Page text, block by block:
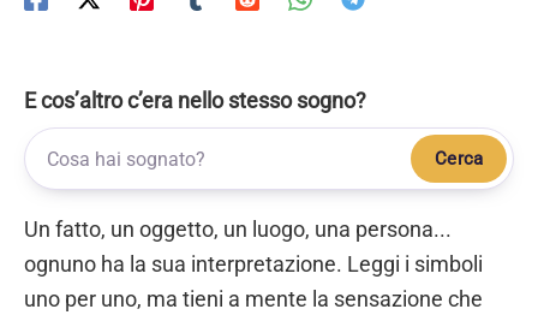
E cos’altro c’era nello stesso sogno?
Cerca
Un fatto, un oggetto, un luogo, una persona...
ognuno ha la sua interpretazione. Leggi i simboli
uno per uno, ma tieni a mente la sensazione che